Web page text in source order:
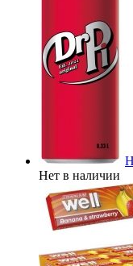
Нет в наличии